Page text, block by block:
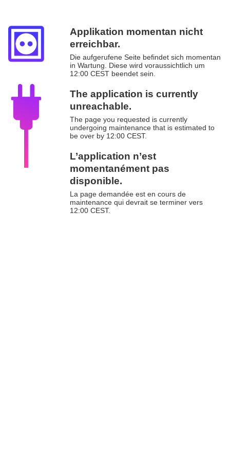
Applikation momentan nicht
erreichbar.
Die aufgerufene Seite befindet sich momentan
in Wartung. Diese wird voraussichtlich um
12:00 CEST beendet sein.
The application is currently
unreachable.
The page you requested is currently
undergoing maintenance that is estimated to
be over by 12:00 CEST.
L’application n’est
momentanément pas
disponible.
La page demandée est en cours de
maintenance qui devrait se terminer vers
12:00 CEST.